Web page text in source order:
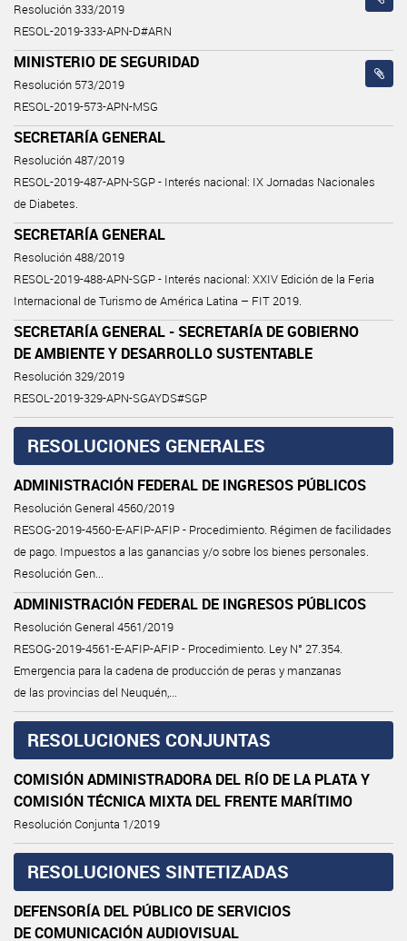
Resolución 333/2019
RESOL-2019-333-APN-D#ARN
MINISTERIO DE SEGURIDAD
Resolución 573/2019
RESOL-2019-573-APN-MSG
SECRETARÍA GENERAL
Resolución 487/2019
RESOL-2019-487-APN-SGP - Interés nacional: IX Jornadas Nacionales
de Diabetes.
SECRETARÍA GENERAL
Resolución 488/2019
RESOL-2019-488-APN-SGP - Interés nacional: XXIV Edición de la Feria
Internacional de Turismo de América Latina – FIT 2019.
SECRETARÍA GENERAL - SECRETARÍA DE GOBIERNO
DE AMBIENTE Y DESARROLLO SUSTENTABLE
Resolución 329/2019
RESOL-2019-329-APN-SGAYDS#SGP
RESOLUCIONES GENERALES
ADMINISTRACIÓN FEDERAL DE INGRESOS PÚBLICOS
Resolución General 4560/2019
RESOG-2019-4560-E-AFIP-AFIP - Procedimiento. Régimen de facilidades
de pago. Impuestos a las ganancias y/o sobre los bienes personales.
Resolución Gen...
ADMINISTRACIÓN FEDERAL DE INGRESOS PÚBLICOS
Resolución General 4561/2019
RESOG-2019-4561-E-AFIP-AFIP - Procedimiento. Ley N° 27.354.
Emergencia para la cadena de producción de peras y manzanas
de las provincias del Neuquén,...
RESOLUCIONES CONJUNTAS
COMISIÓN ADMINISTRADORA DEL RÍO DE LA PLATA Y
COMISIÓN TÉCNICA MIXTA DEL FRENTE MARÍTIMO
Resolución Conjunta 1/2019
RESOLUCIONES SINTETIZADAS
DEFENSORÍA DEL PÚBLICO DE SERVICIOS
DE COMUNICACIÓN AUDIOVISUAL